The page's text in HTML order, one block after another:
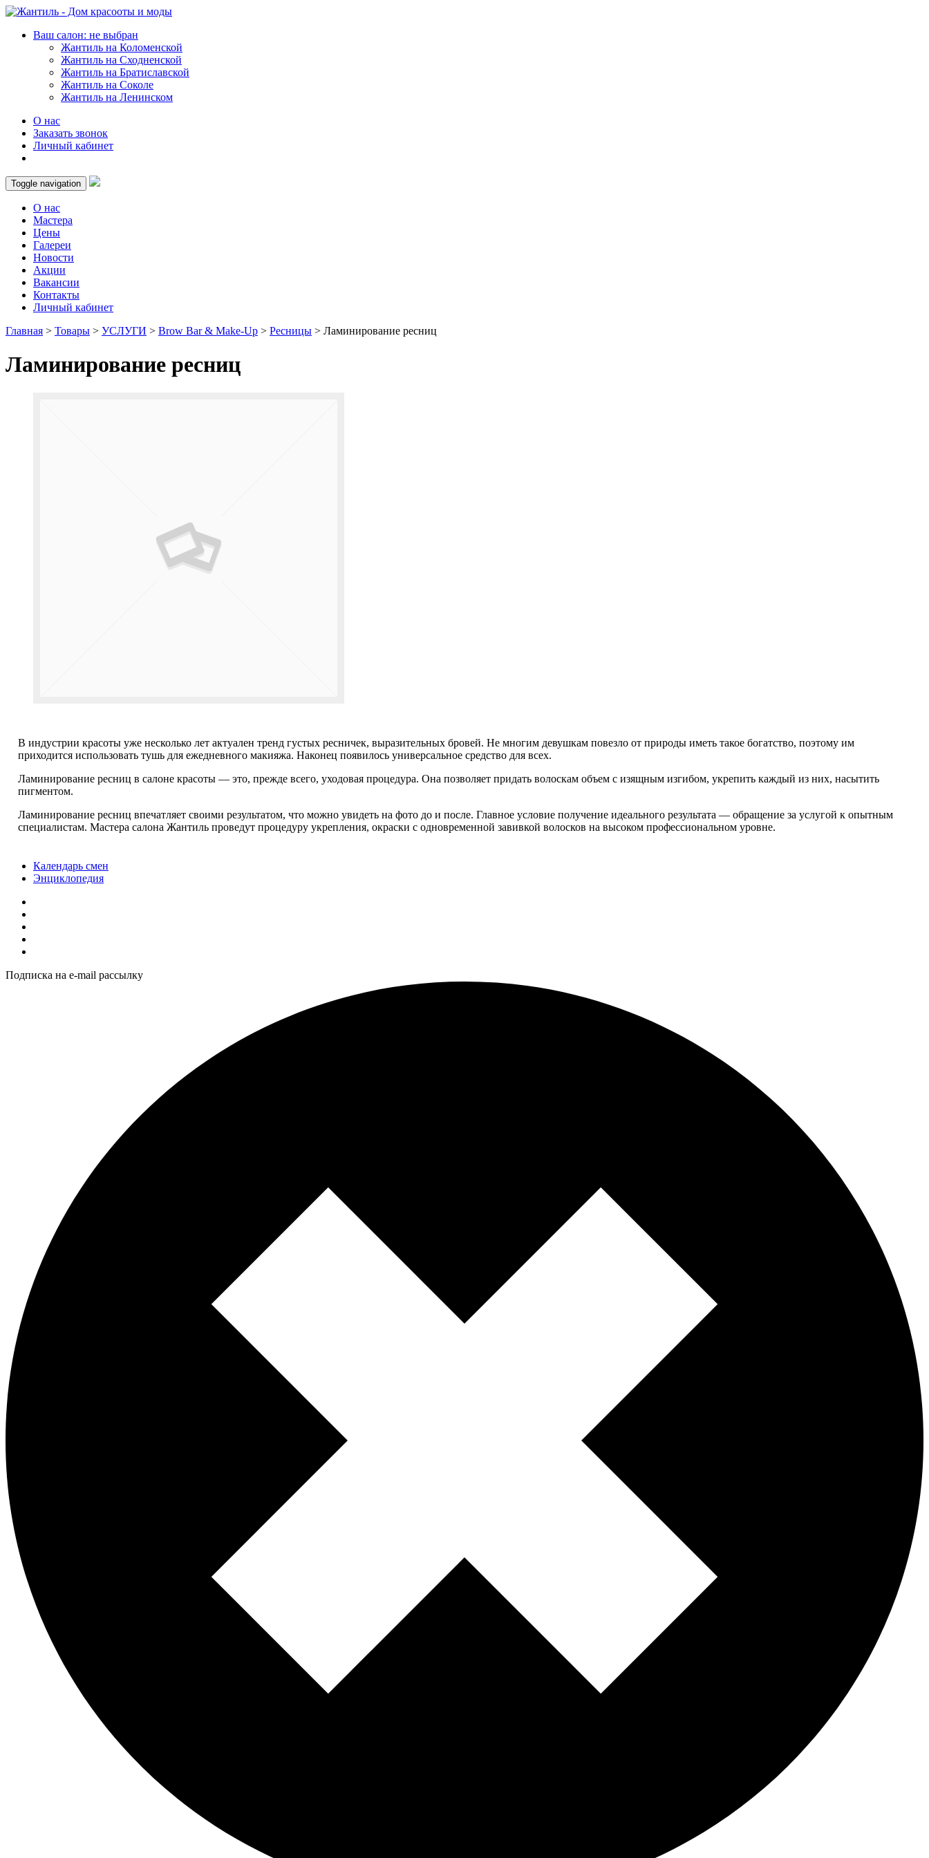
Ваш салон: не выбран
Жантиль на Коломенской
Жантиль на Сходненской
Жантиль на Братиславской
Жантиль на Соколе
Жантиль на Ленинском
О нас
Заказать звонок
Личный кабинет
Toggle navigation
О нас
Мастера
Цены
Галереи
Новости
Акции
Вакансии
Контакты
Личный кабинет
Главная > Товары > УСЛУГИ > Brow Bar & Make-Up > Ресницы > Ламинирование ресниц
Ламинирование ресниц
В индустрии красоты уже несколько лет актуален тренд густых ресничек, выразительных бровей. Не многим девушкам повезло от природы иметь такое богатство, поэтому им
приходится использовать тушь для ежедневного макияжа. Наконец появилось универсальное средство для всех.
Ламинирование ресниц в салоне красоты — это, прежде всего, уходовая процедура. Она позволяет придать волоскам объем с изящным изгибом, укрепить каждый из них, насытить
пигментом.
Ламинирование ресниц впечатляет своими результатом, что можно увидеть на фото до и после. Главное условие получение идеального результата — обращение за услугой к опытным
специалистам. Мастера салона Жантиль проведут процедуру укрепления, окраски с одновременной завивкой волосков на высоком профессиональном уровне.
Календарь смен
Энциклопедия
Подписка на e-mail рассылку